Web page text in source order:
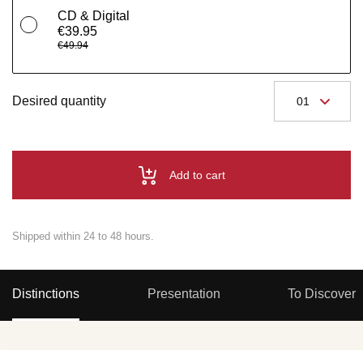
CD & Digital
€39.95
€49.94
Desired quantity
Add to cart
Shipped within 24 to 48 hours.
Distinctions Presentation To Discover